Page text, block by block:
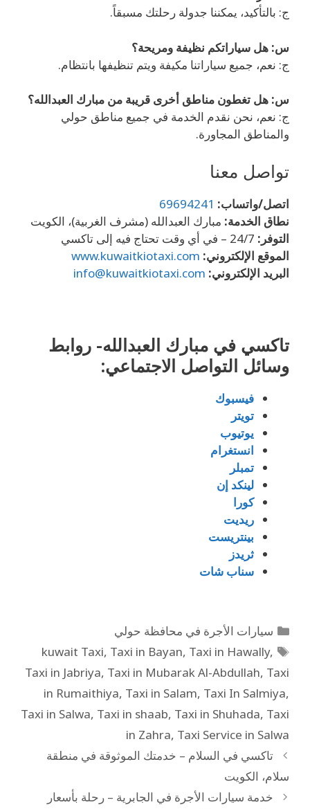
ج: بالتأكيد، يمكننا جدولة رحلتك مسبقاً.
س: هل سياراتكم نظيفة ومريحة؟
ج: نعم، جميع سياراتنا مكيفة ويتم تنظيفها بانتظام.
س: هل تغطون مناطق أخرى قريبة من مبارك العبدالله؟
ج: نعم، نحن نقدم الخدمة في جميع مناطق حولي
والمناطق المجاورة.
تواصل معنا
اتصل/واتساب: 69694241
نطاق الخدمة: مبارك العبدالله (مشرف الغربية)، الكويت
التوفر:
الموقع الإلكتروني: www.kuwaitkiotaxi.com
البريد الإلكتروني: info@kuwaitkiotaxi.com
تاكسي في مبارك العبدالله- روابط
وسائل التواصل الاجتماعي:
فيسبوك
تويتر
يوتيوب
انستغرام
تمبلر
لينكد إن
كورا
ريديت
بينتريست
ثريدز
سناب شات
سيارات الأجرة في محافظة حولي
kuwait Taxi, Taxi in Bayan, Taxi in Hawally,
Taxi in Jabriya, Taxi in Mubarak Al-Abdullah, Taxi
in Rumaithiya, Taxi in Salam, Taxi In Salmiya,
Taxi in Salwa, Taxi in shaab, Taxi in Shuhada, Taxi
in Zahra, Taxi Service in Salwa
تاكسي في السلام – خدمتك الموثوقة في منطقة
سلام، الكويت
خدمة سيارات الأجرة في الجابرية – رحلة بأسعار